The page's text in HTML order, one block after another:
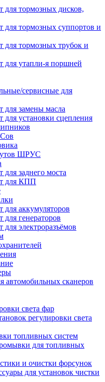
для тормозных дисков,
для тормозных суппортов и
для тормозных трубок и
для утапли-я поршней
сервисные для
для замены масла
для установки сцепления
ШРУС
заднего моста
для КПП
для аккумуляторов
генераторов
электроразъёмов
автомобильных сканеров
света фар
регулировки света
топливных систем
для топливных
и очистки форсунок
для установок чистки